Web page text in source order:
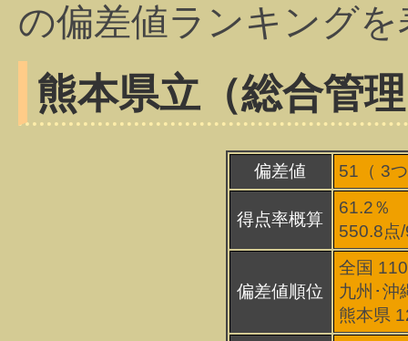
の偏差値ランキング
熊本県立（総合管
偏差値 51（ 3
得点率概算
61.2％
550.8点
偏差値順位
全国
九州･沖
熊本県